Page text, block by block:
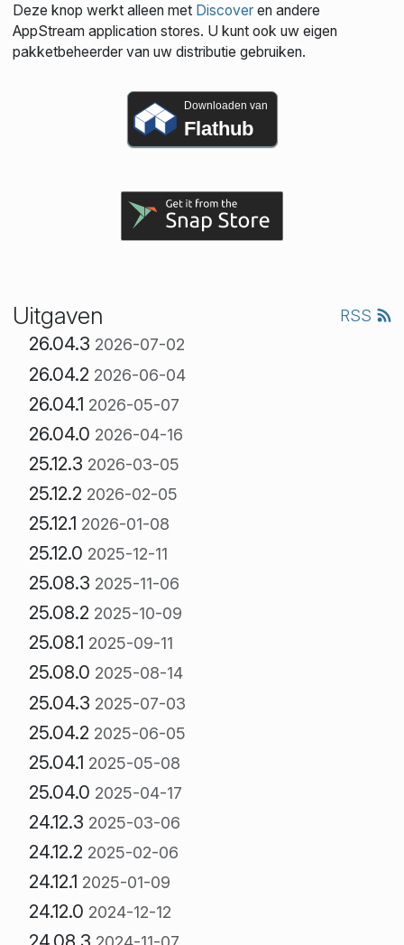
Deze knop werkt alleen met Discoveren andere
AppStream application stores. U kunt ook uw eigen
pakketbeheerder van uw distributie gebruiken.
Downloaden van
Flathub
Uitgaven RSS
26.04.3 2026-07-02
26.04.2 2026-06-04
26.04.1 2026-05-07
26.04.0 2026-04-16
25.12.3 2026-03-05
25.12.2 2026-02-05
25.12.1 2026-01-08
25.12.0 2025-12-11
25.08.3 2025-11-06
25.08.2 2025-10-09
25.08.1 2025-09-11
25.08.0 2025-08-14
25.04.3 2025-07-03
25.04.2 2025-06-05
25.04.1 2025-05-08
25.04.0 2025-04-17
24.12.3 2025-03-06
24.12.2 2025-02-06
24.12.1 2025-01-09
24.12.0 2024-12-12